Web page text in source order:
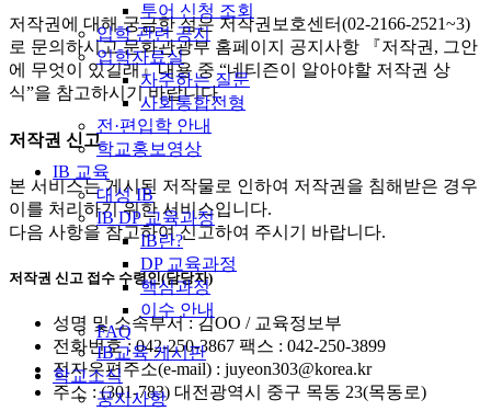
투어 신청 조회
입학 관련 공지
입학자료실
자주하는 질문
사회통합전형
전·편입학 안내
학교홍보영상
IB 교육
대성 IB
IB DP 교육과정
IB란?
DP 교육과정
핵심과정
이수 안내
FAQ
IB교육 게시판
학교소식
공지사항
저작권에 대해 궁금한 점은 저작권보호센터(02-2166-2521~3)
로 문의하시고 문화관광부 홈페이지 공지사항 『저작권, 그안
에 무엇이 있길래』내용 중 “네티즌이 알아야할 저작권 상
식”을 참고하시기 바랍니다.
저작권 신고
본 서비스는 게시된 저작물로 인하여 저작권을 침해받은 경우
이를 처리하기 위한 서비스입니다.
다음 사항을 참고하여 신고하여 주시기 바랍니다.
저작권 신고 접수 수령인(담당자)
성명 및 소속부서 : 김OO / 교육정보부
전화번호 : 042-250-3867 팩스 : 042-250-3899
전자우편주소(e-mail) : juyeon303@korea.kr
주소 : (301-783) 대전광역시 중구 목동 23(목동로)